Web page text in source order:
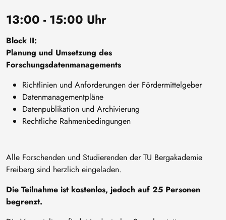
13:00 - 15:00 Uhr
Block II:
Planung und Umsetzung des
Forschungsdatenmanagements
Richtlinien und Anforderungen der Fördermittelgeber
Datenmanagementpläne
Datenpublikation und Archivierung
Rechtliche Rahmenbedingungen
Alle Forschenden und Studierenden der TU Bergakademie
Freiberg sind herzlich eingeladen.
Die Teilnahme ist kostenlos, jedoch auf 25 Personen
begrenzt.